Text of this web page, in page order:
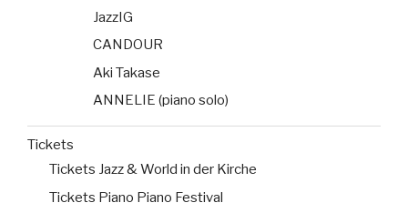
JazzIG
CANDOUR
Aki Takase
ANNELIE (piano solo)
Tickets
Tickets Jazz & World in der Kirche
Tickets Piano Piano Festival